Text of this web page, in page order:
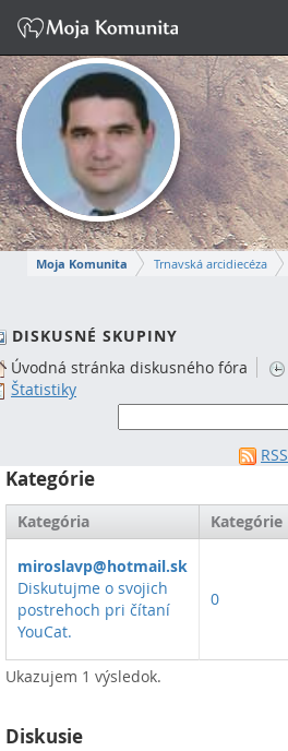
Moja Komunita
Trnavská arcidiecéza
MIROSLAV
Napísať správu
DISKUSNÉ SKUPINY
Úvodná stránka diskusného fóra
Štatistiky
RSS
Kategórie
Kategória Kategórie
miroslavp@hotmail.sk
Diskutujme o svojich
postrehoch pri čítaní
YouCat.
0
Ukazujem 1 výsledok.
Diskusie